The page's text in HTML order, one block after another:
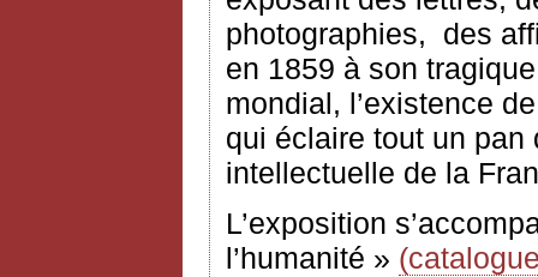
photographies,
des
en 1859 à son
mondial, l’existence
qui éclaire tout un pan
intellectuelle de la
L’exposition
l’humanité »